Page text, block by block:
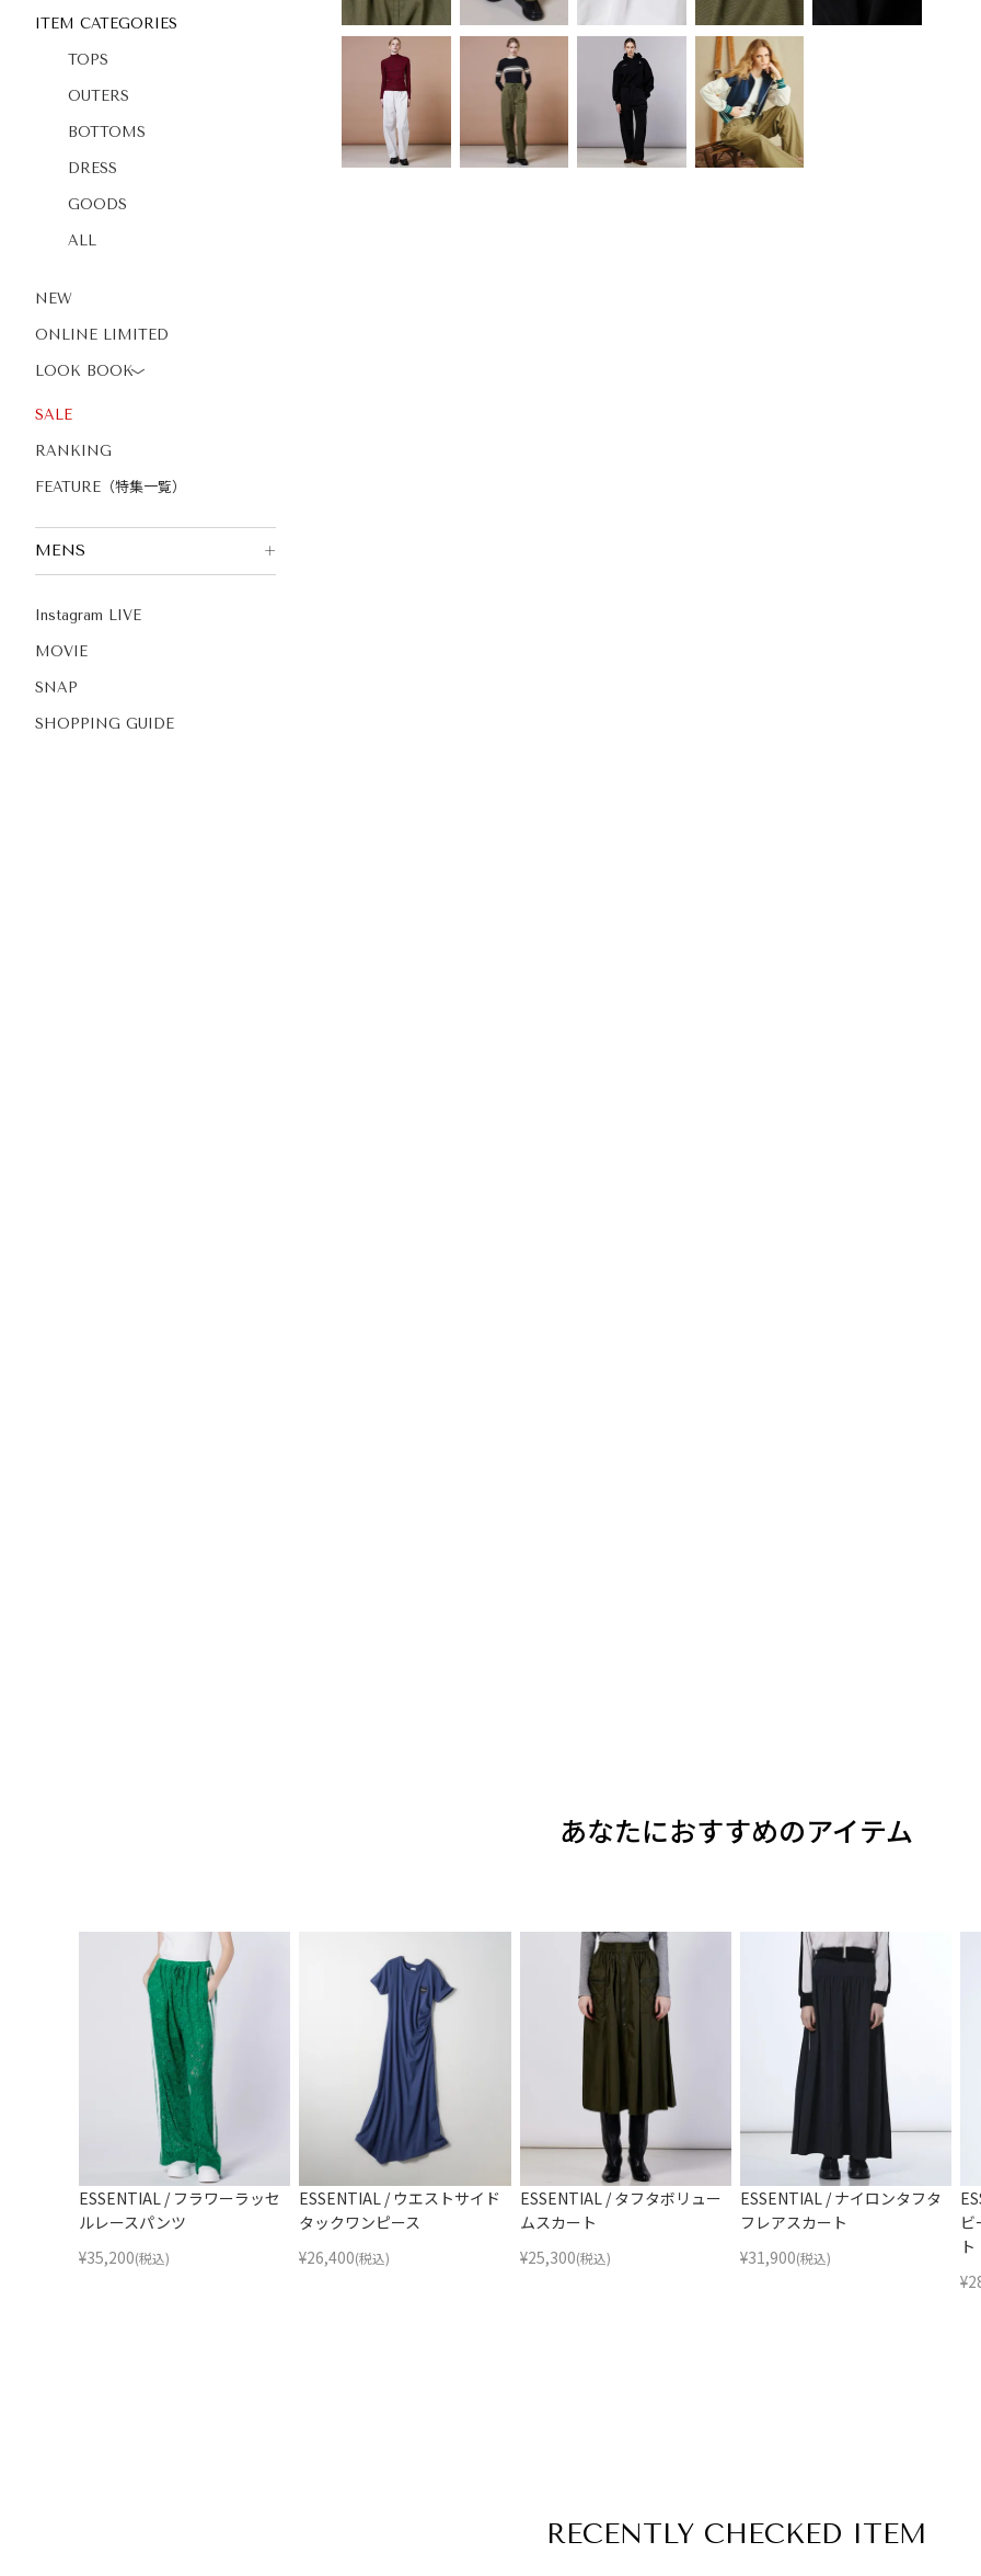
ITEM CATEGORIES
TOPS
OUTERS
BOTTOMS
DRESS
GOODS
ALL
NEW
ONLINE LIMITED
LOOK BOOK〉
SALE
RANKING
FEATURE（特集一覧）
MENS
Instagram LIVE
MOVIE
SNAP
SHOPPING GUIDE
あなたにおすすめのアイテム
ESSENTIAL / フラワーラッセ
ルレースパンツ
¥35,200(税込)
ESSENTIAL / ウエストサイド
タックワンピース
¥26,400(税込)
ESSENTIAL / タフタボリュー
ムスカート
¥25,300(税込)
ESSENTIAL / ナイロンタフタ
フレアスカート
¥31,900(税込)
ト
¥
RECENTLY CHECKED ITEM